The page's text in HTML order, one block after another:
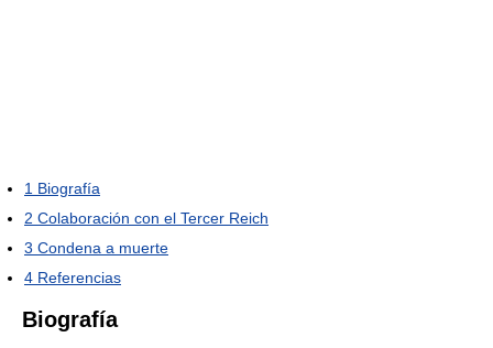
1 Biografía
2 Colaboración con el Tercer Reich
3 Condena a muerte
4 Referencias
Biografía